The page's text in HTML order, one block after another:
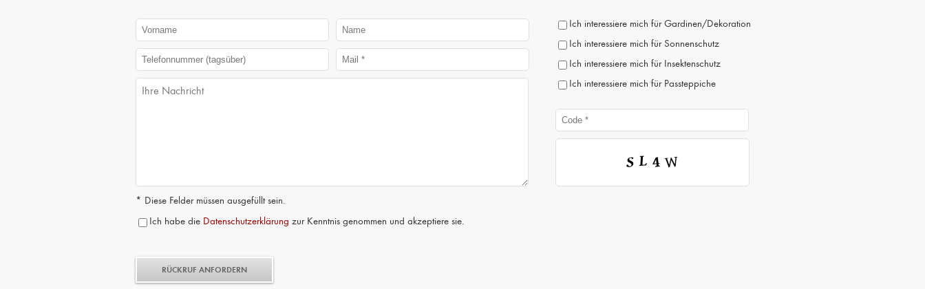
* Diese Felder müssen ausgefüllt sein.
Ich habe die Datenschutzerklärung zur Kenntnis genommen und akzeptiere sie.
Ich interessiere mich für Gardinen/Dekoration
Ich interessiere mich für Sonnenschutz
Ich interessiere mich für Insektenschutz
Ich interessiere mich für Passteppiche